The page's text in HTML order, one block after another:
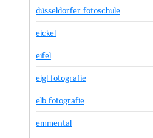
düsseldorfer fotoschule
eickel
eifel
eigl fotografie
elb fotografie
emmental